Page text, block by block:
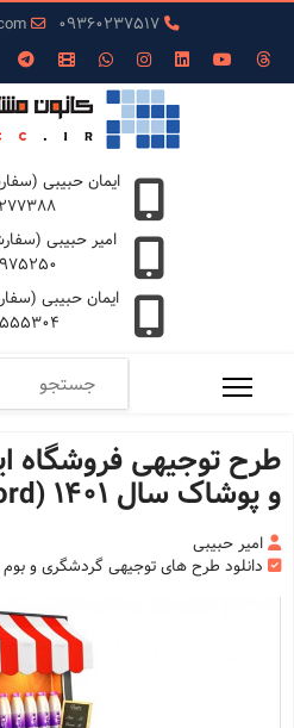
09360237517
ایمان حبیبی
امیر حبیبی
ایمان حبیبی
طرح توجیهی فروشگاه
و پوشاک سال 1401 (pdf+word)
امیر حبیبی
دانلود طرح های توجیهی گردشگری و